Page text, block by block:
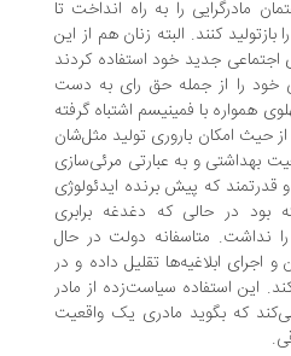
را به راه انداخت تا
کنند. البته زنان هم از این
خود استفاده کردند
از جمله حق رای به دست
با فمینیسم اشتباه گرفته
باروری تولید مثل‌شان
و به عبارتی مرئی‌سازی
که پیش برنده ایدئولوژی
حالی که دغدغه برابری
متاسفانه دولت در حال
تقلیل داده و در
سیاست‌زده از مادر
بگوید مادری یک واقعیت